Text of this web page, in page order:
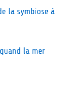
la symbiose à
la mer